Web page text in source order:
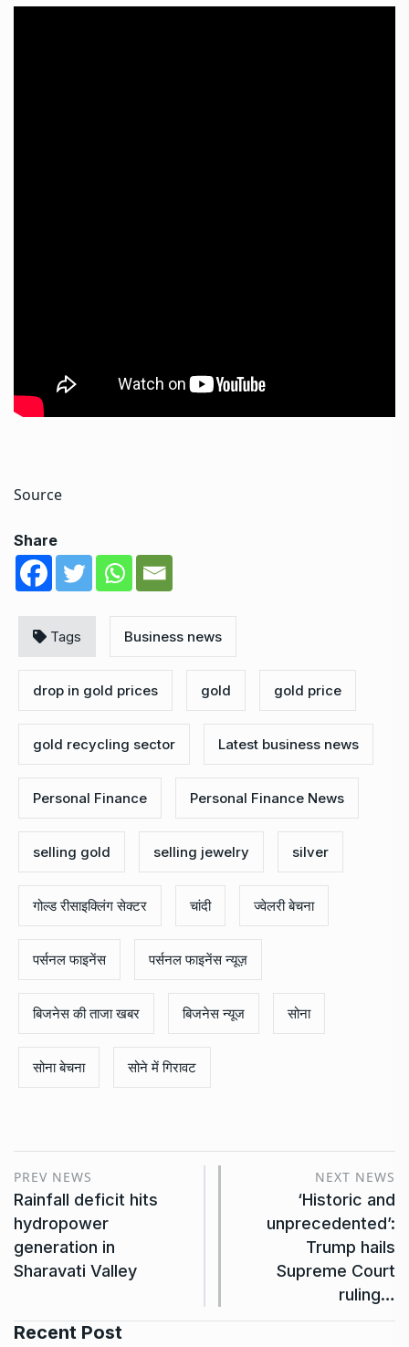
Source
Share
Tags Business news
drop in gold prices gold gold price
gold recycling sector Latest business news
Personal Finance Personal Finance News
selling gold selling jewelry silver
गोल्ड रीसाइक्लिंग सेक्टर चांदी ज्वेलरी बेचना
पर्सनल फाइनेंस पर्सनल फाइनेंस न्यूज़
बिजनेस की ताजा खबर बिजनेस न्यूज सोना
सोना बेचना सोने में गिरावट
PREV NEWS
Rainfall deficit hits
hydropower
generation in
Sharavati Valley
NEXT NEWS
‘Historic and
unprecedented’:
Trump hails
Supreme Court
ruling…
Recent Post